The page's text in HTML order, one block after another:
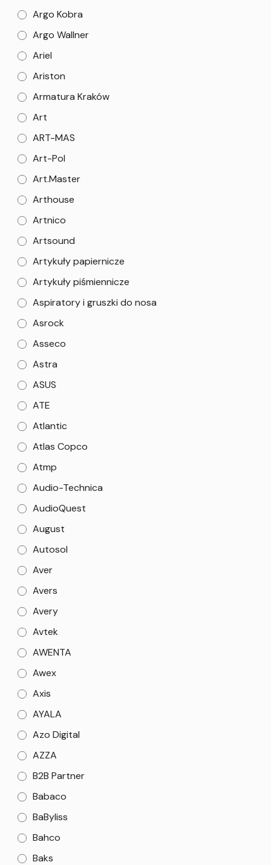
Argo Kobra
Argo Wallner
Ariel
Ariston
Armatura Kraków
Art
ART-MAS
Art-Pol
Art.Master
Arthouse
Artnico
Artsound
Artykuły papiernicze
Artykuły piśmiennicze
Aspiratory i gruszki do nosa
Asrock
Asseco
Astra
ASUS
ATE
Atlantic
Atlas Copco
Atmp
Audio-Technica
AudioQuest
August
Autosol
Aver
Avers
Avery
Avtek
AWENTA
Awex
Axis
AYALA
Azo Digital
AZZA
B2B Partner
Babaco
BaByliss
Bahco
Baks